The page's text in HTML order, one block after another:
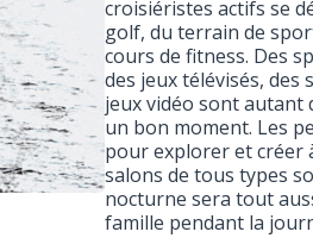
croisiéristes actifs se
golf, du terrain de
cours de fitness. Des
des jeux télévisés, des
jeux vidéo sont
un bon moment. Les
pour explorer et créer
salons de tous types
nocturne sera tout
famille pendant la